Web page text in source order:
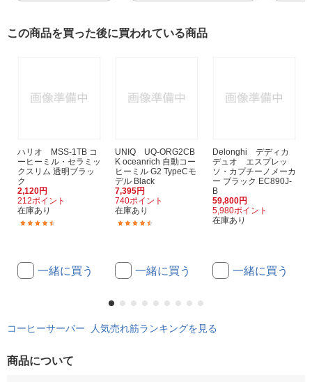
この商品を買った後に買われている商品
ハリオ MSS-1TB コ
ーヒーミル・セラミッ
クスリム 透明ブラッ
ク
2,120円
212ポイント
在庫あり
一緒に買う
UNIQ UQ-ORG2CB
K oceanrich 自動コー
ヒーミル G2 TypeCモ
デル Black
7,395円
740ポイント
在庫あり
一緒に買う
Delonghi デディカ
デュオ エスプレッ
ソ・カプチーノメーカ
ー ブラック EC890J-
B
59,800円
5,980ポイント
在庫あり
一緒に買う
コーヒーサーバー 人気売れ筋ランキングを見る
商品について